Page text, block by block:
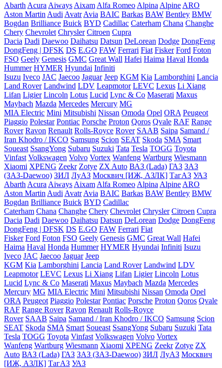
Abarth Acura Aiways Aixam Alfa Romeo Alpina Alpine ARO
Aston Martin Audi Avatr Avia BAIC Barkas BAW Bentley BMW
Bogdan Brilliance Buick BYD Cadillac Caterham Chana Changhe
Chery Chevrolet Chrysler Citroen Cupra
Dacia Dadi Daewoo Daihatsu Datsun DeLorean Dodge DongFeng
DongFeng | DFSK DS E.GO FAW Ferrari Fiat Fisker Ford Foton
FSO Geely Genesis GMC Great Wall Hafei Haima Haval Honda
Hummer HYMER Hyundai Infiniti
Isuzu Iveco JAC Jaecoo Jaguar Jeep KGM Kia Lamborghini Lancia
Land Rover Landwind LDV Leapmotor LEVC Lexus Li Xiang
Lifan Ligier Lincoln Lotus Lucid Lync & Co Maserati Maxus
Maybach Mazda Mercedes Mercury MG
MIA Electric Mini Mitsubishi Nissan Omoda Opel ORA Peugeot
Piaggio Polestar Pontiac Porsche Proton Qoros Qvale RAF Range
Rover Ravon Renault Rolls-Royce Rover SAAB Saipa Samand /
Iran Khodro / IKCO Samsung Scion SEAT Skoda SMA Smart
Soueast SsangYong Subaru Suzuki Tata Tesla TOGG Toyota
Vinfast Volkswagen Volvo Vortex Wanfeng Wartburg Wiesmann
Xiaomi XPENG Zeekr Zotye ZX Auto ВАЗ (Lada) ГАЗ ЗАЗ
(ЗАЗ-Daewoo) ЗИЛ ЛуАЗ Москвич [ИЖ, АЗЛК] ТагАЗ УАЗ
Abarth Acura Aiways Aixam Alfa Romeo Alpina Alpine ARO
Aston Martin Audi Avatr Avia BAIC Barkas BAW Bentley BMW
Bogdan Brilliance Buick BYD Cadillac
Caterham Chana Changhe Chery Chevrolet Chrysler Citroen Cupra
Dacia Dadi Daewoo Daihatsu Datsun DeLorean Dodge DongFeng
DongFeng | DFSK DS E.GO FAW Ferrari Fiat
Fisker Ford Foton FSO Geely Genesis GMC Great Wall Hafei
Haima Haval Honda Hummer HYMER Hyundai Infiniti Isuzu
Iveco JAC Jaecoo Jaguar Jeep
KGM Kia Lamborghini Lancia Land Rover Landwind LDV
Leapmotor LEVC Lexus Li Xiang Lifan Ligier Lincoln Lotus
Lucid Lync & Co Maserati Maxus Maybach Mazda Mercedes
Mercury MG MIA Electric Mini Mitsubishi Nissan Omoda Opel
ORA Peugeot Piaggio Polestar Pontiac Porsche Proton Qoros Qvale
RAF Range Rover Ravon Renault Rolls-Royce
Rover SAAB Saipa Samand / Iran Khodro / IKCO Samsung Scion
SEAT Skoda SMA Smart Soueast SsangYong Subaru Suzuki Tata
Tesla TOGG Toyota Vinfast Volkswagen Volvo Vortex
Wanfeng Wartburg Wiesmann Xiaomi XPENG Zeekr Zotye ZX
Auto ВАЗ (Lada) ГАЗ ЗАЗ (ЗАЗ-Daewoo) ЗИЛ ЛуАЗ Москвич
[ИЖ, АЗЛК] ТагАЗ УАЗ